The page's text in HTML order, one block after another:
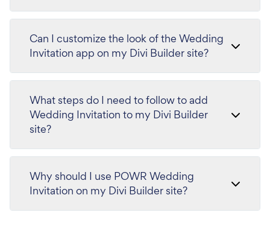
Can I customize the look of the Wedding
Invitation app on my Divi Builder site?
What steps do I need to follow to add
Wedding Invitation to my Divi Builder
site?
Why should I use POWR Wedding
Invitation on my Divi Builder site?